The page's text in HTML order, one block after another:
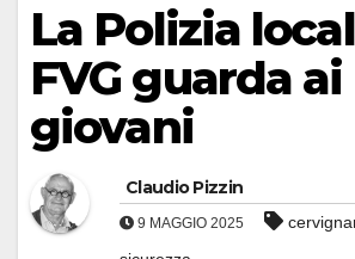
La Polizia
FVG guarda ai
giovani
Claudio Pizzin
9 MAGGIO 2025